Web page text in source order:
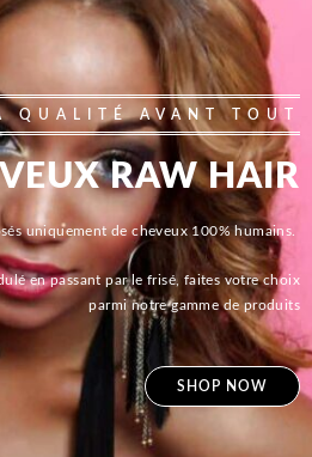
QUALITÉ AVANT TOUT
RAW HAIR
uniquement de cheveux 100% humains.
en passant par le frisé, faites votre choix
parmi notre gamme de produits
SHOP NOW